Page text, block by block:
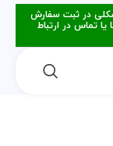
در ثبت سفارش
از طریق روبیکا یا تماس در ارتباط